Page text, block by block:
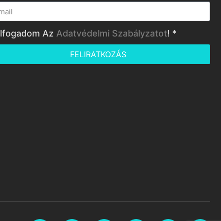
Az Adatvédelmi Szabályzatot! *
FELIRATKOZÁS